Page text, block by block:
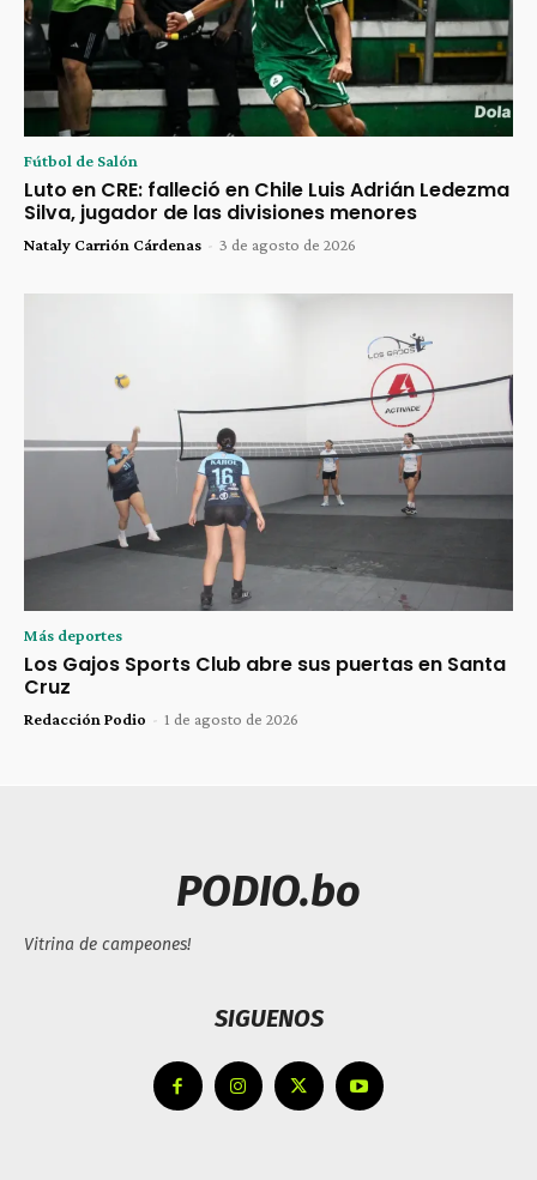
Fútbol de Salón
Luto en CRE: falleció en Chile Luis Adrián Ledezma
Silva, jugador de las divisiones menores
Nataly Carrión Cárdenas - 3 de agosto de 2026
Más deportes
Los Gajos Sports Club abre sus puertas en Santa
Cruz
Redacción Podio - 1 de agosto de 2026
PODIO.bo
Vitrina de campeones!
SIGUENOS